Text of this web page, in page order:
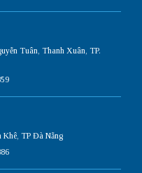
Tuân, Thanh Xuân, TP.
Khê, TP Đà Nẵng